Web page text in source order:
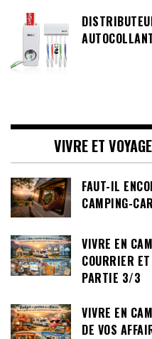
VIVRE ET
FAUT-IL
CAMPING-
VIVRE EN
COURRIER
PARTIE 3/3
VIVRE EN
DE VOS